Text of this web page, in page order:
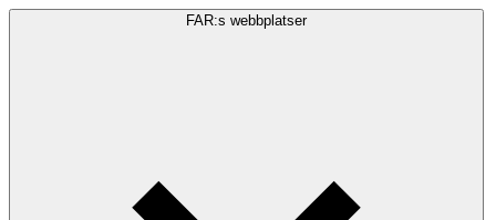
FAR:s webbplatser